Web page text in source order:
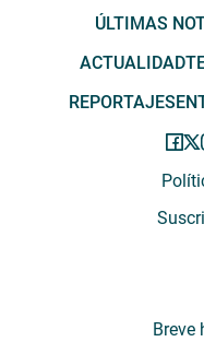
ÚLTIMAS
ACTUALIDAD
REPORTAJES
Breve